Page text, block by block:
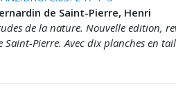
de Saint-Pierre, Henri
de la nature. Nouvelle edition,
Saint-Pierre. Avec dix planches en